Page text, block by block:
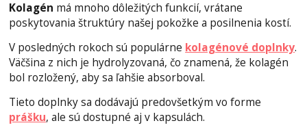
Kolagén má mnoho dôležitých funkcií, vrátane
poskytovania štruktúry našej pokožke a posilnenia kostí.
V posledných rokoch sú populárne kolagénové doplnky.
Väčšina z nich je hydrolyzovaná, čo znamená, že kolagén
bol rozložený, aby sa ľahšie absorboval.
Tieto doplnky sa dodávajú predovšetkým vo forme
prášku, ale sú dostupné aj v kapsulách.